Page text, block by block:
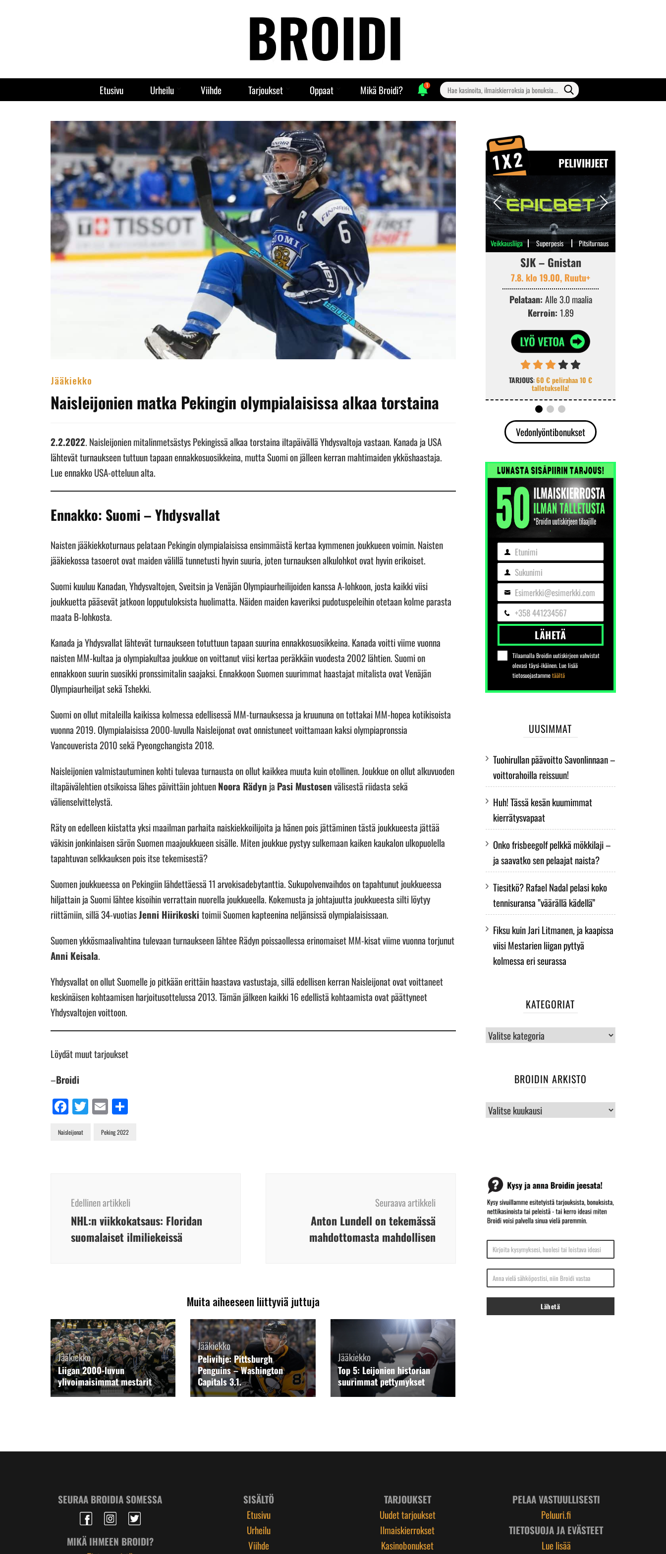
Etusivu Urheilu Viihde Tarjoukset Oppaat Mikä Broidi? 1
Search
for:
Jääkiekko
Naisleijonien matka Pekingin olympialaisissa alkaa torstaina
2.2.2022. Naisleijonien mitalinmetsästys Pekingissä alkaa torstaina iltapäivällä Yhdysvaltoja vastaan. Kanada ja USA
lähtevät turnaukseen tuttuun tapaan ennakkosuosikkeina, mutta Suomi on jälleen kerran mahtimaiden ykköshaastaja.
Lue ennakko USA-otteluun alta.
Ennakko: Suomi – Yhdysvallat
Naisten jääkiekkoturnaus pelataan Pekingin olympialaisissa ensimmäistä kertaa kymmenen joukkueen voimin. Naisten
jääkiekossa tasoerot ovat maiden välillä tunnetusti hyvin suuria, joten turnauksen alkulohkot ovat hyvin erikoiset.
Suomi kuuluu Kanadan, Yhdysvaltojen, Sveitsin ja Venäjän Olympiaurheilijoiden kanssa A-lohkoon, josta kaikki viisi
joukkuetta pääsevät jatkoon lopputuloksista huolimatta. Näiden maiden kaveriksi pudotuspeleihin otetaan kolme parasta
maata B-lohkosta.
Kanada ja Yhdysvallat lähtevät turnaukseen totuttuun tapaan suurina ennakkosuosikkeina. Kanada voitti viime vuonna
naisten MM-kultaa ja olympiakultaa joukkue on voittanut viisi kertaa peräkkäin vuodesta 2002 lähtien. Suomi on
ennakkoon suurin suosikki pronssimitalin saajaksi. Ennakkoon Suomen suurimmat haastajat mitalista ovat Venäjän
Olympiaurheiljat sekä Tshekki.
Suomi on ollut mitaleilla kaikissa kolmessa edellisessä MM-turnauksessa ja kruununa on tottakai MM-hopea kotikisoista
vuonna 2019. Olympialaisissa 2000-luvulla Naisleijonat ovat onnistuneet voittamaan kaksi olympiapronssia
Vancouverista 2010 sekä Pyeongchangista 2018.
Naisleijonien valmistautuminen kohti tulevaa turnausta on ollut kaikkea muuta kuin otollinen. Joukkue on ollut alkuvuoden
iltapäivälehtien otsikoissa lähes päivittäin johtuenNoora Rädyn ja Pasi Mustosenvälisestä riidasta sekä
välienselvittelystä.
Räty on edelleen kiistatta yksi maailman parhaita naiskiekkoilijoita ja hänen pois jättäminen tästä joukkueesta jättää
väkisin jonkinlaisen särön Suomen maajoukkueen sisälle. Miten joukkue pystyy sulkemaan kaiken kaukalon ulkopuolella
tapahtuvan selkkauksen pois itse tekemisestä?
Suomen joukkueessa on Pekingiin lähdettäessä 11 arvokisadebytanttia. Sukupolvenvaihdos on tapahtunut joukkueessa
hiljattain ja Suomi lähtee kisoihin verrattain nuorella joukkueella. Kokemusta ja johtajuutta joukkueesta silti löytyy
riittämiin, sillä 34-vuotiasJenni Hiirikoski toimii Suomen kapteenina neljänsissä olympialaisissaan.
Suomen ykkösmaalivahtina tulevaan turnaukseen lähtee Rädyn poissaollessa erinomaiset MM-kisat viime vuonna torjunut
Anni Keisala.
Yhdysvallat on ollut Suomelle jo pitkään erittäin haastava vastustaja, sillä edellisen kerran Naisleijonat ovat voittaneet
keskinäisen kohtaamisen harjoitusottelussa 2013. Tämän jälkeen kaikki 16 edellistä kohtaamista ovat päättyneet
Yhdysvaltojen voittoon.
Löydät muut tarjoukset
–Broidi
Facebook
Twitter
Email
Naisleijonat Peking 2022
selaus
Edellinen artikkeli
NHL:n viikkokatsaus: Floridan
suomalaiset ilmiliekeissä
Seuraava artikkeli
Anton Lundell on tekemässä
mahdottomasta mahdollisen
Muita aiheeseen liittyviä juttuja
Jääkiekko
Liigan 2000-luvun
ylivoimaisimmat mestarit
Jääkiekko
Pelivihje: Pittsburgh
Penguins – Washington
Capitals 3.1.
Jääkiekko
Top 5: Leijonien historian
suurimmat pettymykset
PELIVIHJEET
SJK – Gnistan
7.8. klo 19.00, Ruutu+
Pelataan: Alle 3.0 maalia
Kerroin: 1.89
TARJOUS:60 € pelirahaa 10 €
talletuksella!
Veikkausliiga Superpesis Pitsiturnaus
Vedonlyöntibonukset
EtunimiEtunimi
SukunimiSukunimi
SähköpostiEsimerkki@esimerkki.com
Puhelin+358 441234567
LÄHETÄ
Tilaamalla Broidin uutiskirjeen vahvistat
olevasi täysi-ikäinen. Lue lisää
tietosuojastammetäältä
UUSIMMAT
Tuohirullan päävoitto Savonlinnaan –
voittorahoilla reissuun!
Huh! Tässä kesän kuumimmat
kierrätysvapaat
Onko frisbeegolf pelkkä mökkilaji –
ja saavatko sen pelaajat naista?
Tiesitkö? Rafael Nadal pelasi koko
tennisuransa ”väärällä kädellä”
Fiksu kuin Jari Litmanen, ja kaapissa
viisi Mestarien liigan pyttyä
kolmessa eri seurassa
KATEGORIAT
Kategoriat
BROIDIN ARKISTO
BROIDIN
Kirjoita kysymyksesi, huolesi tai loistava ideasi
Anna vielä sähköpostisi, niin Broidi vastaa
Lähetä
SEURAA BROIDIA SOMESSA
MIKÄ IHMEEN BROIDI?
SISÄLTÖ
Etusivu
Urheilu
Viihde
TARJOUKSET
Uudet tarjoukset
Ilmaiskierrokset
Kasinobonukset
PELAA VASTUULLISESTI
Peluuri.fi
TIETOSUOJA JA EVÄSTEET
Lue lisää